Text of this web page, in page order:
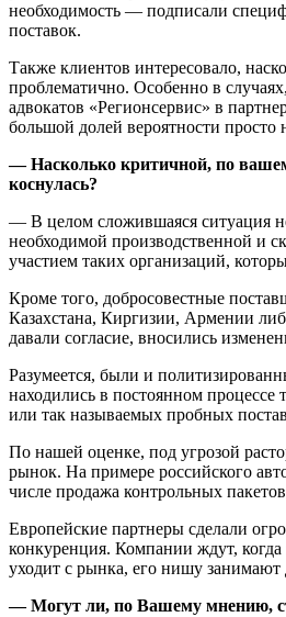
необходимость — подписали
поставок.
Также клиентов интересовало,
проблематично. Особенно в
адвокатов «Регионсервис» в
большой долей вероятности просто
— Насколько критичной, по
коснулась?
— В целом сложившаяся ситуация
необходимой производственной и
участием таких организаций,
Кроме того, добросовестные
Казахстана, Киргизии, Армении
давали согласие, вносились
Разумеется, были и
находились в постоянном процессе
или так называемых пробных
По нашей оценке, под угрозой
рынок. На примере российского
числе продажа контрольных
Европейские партнеры сделали
конкуренция. Компании ждут, когда
уходит с рынка, его нишу занимают
— Могут ли, по Вашему мнению,